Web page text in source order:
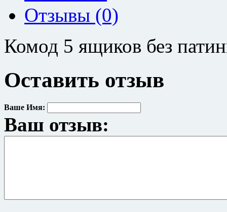
Отзывы (0)
Комод 5 ящиков без
Оставить отзыв
Ваше Имя:
Ваш отзыв: